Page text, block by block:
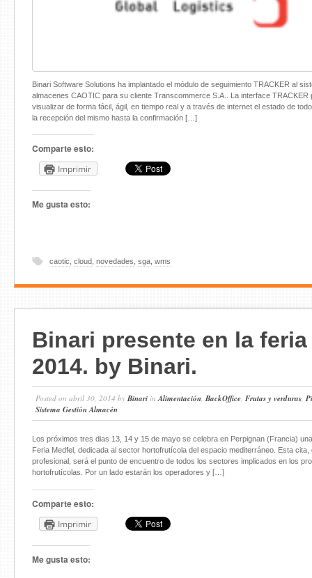
Binari Software Solutions ha implantado el módulo de seguimiento TRACKER al
almacenes CAOTIC para su cliente Transcommerce S.A.. La interface TRACKER
visualizar de forma fácil, ágil, en tiempo real y a través de internet el estado de
la recepción del mismo hasta la confirmación […]
Comparte esto:
Imprimir
Me gusta esto:
caotic cloud novedades sga wms
Binari presente en la
2014. by Binari.
Posted on abril 30, 2014 by Binariin Alimentación, BackOffice, Frutas y verduras,
Sistema Gestión Almacén
Los próximos tres dias 13, 14 y 15 de mayo se celebra en Perpignan (Francia)
Feria Medfel, dedicada al sector hortofrutícola del espacio mediterráneo. Esta
profesional, será el punto de encuentro de todos los sectores implicados en los
hortofrutícolas. Por un lado estarán los operadores y […]
Comparte esto:
Imprimir
Me gusta esto: